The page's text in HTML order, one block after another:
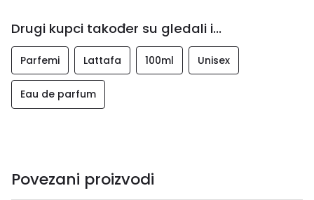
Drugi kupci također su gledali i...
Parfemi Lattafa 100ml Unisex
Eau de parfum
Povezani proizvodi